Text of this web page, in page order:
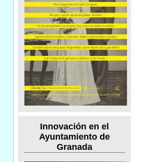
Innovación en el
Ayuntamiento de
Granada